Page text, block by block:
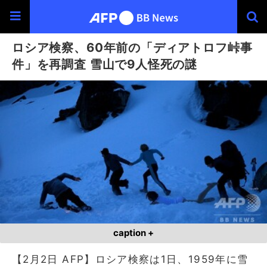
ロシア検察、60年前の「ディアトロフ峠事
件」を再調査 雪山で9人怪死の謎
caption +
【2月2日 AFP】ロシア検察は1日、1959年に雪